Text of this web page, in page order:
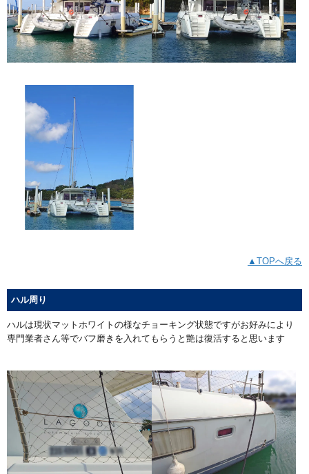
▲TOPへ戻る
ハル周り
ハルは現状マットホワイトの様なチョーキング状態ですがお好みにより
専門業者さん等でバフ磨きを入れてもらうと艶は復活すると思います